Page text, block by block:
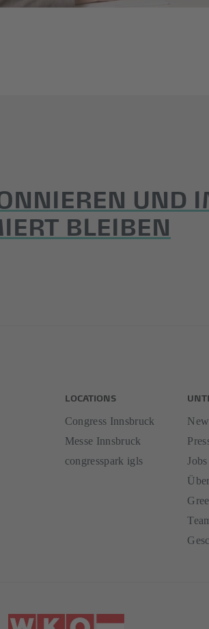
UND
BLEIBEN
LOCATIONS
Congress Innsbruck
Messe Innsbruck
congresspark igls